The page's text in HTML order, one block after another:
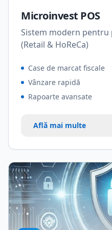
Microinvest POS
Sistem modern pentru
(Retail & HoReCa)
Case de marcat fiscale
Vânzare rapidă
Rapoarte avansate
Află mai multe